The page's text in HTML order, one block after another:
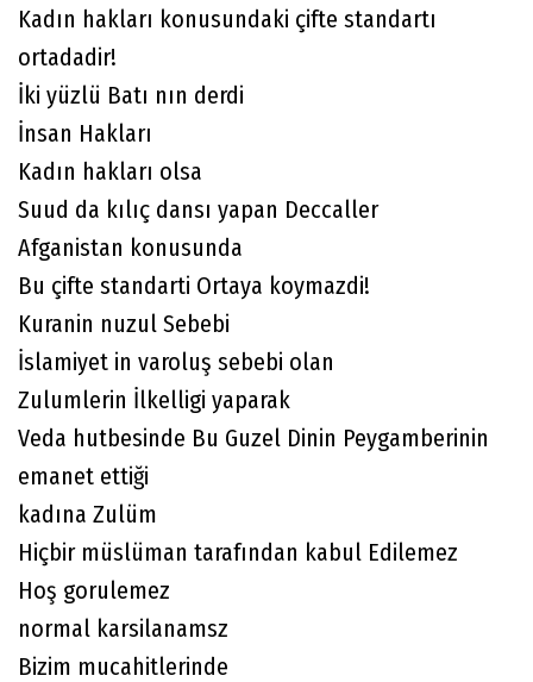
Kadın hakları konusundaki çifte standartı
ortadadir!
İki yüzlü Batı nın derdi
İnsan Hakları
Kadın hakları olsa
Suud da kılıç dansı yapan Deccaller
Afganistan konusunda
Bu çifte standarti Ortaya koymazdi!
Kuranin nuzul Sebebi
İslamiyet in varoluş sebebi olan
Zulumlerin İlkelligi yaparak
Veda hutbesinde Bu Guzel Dinin Peygamberinin
emanet ettiği
kadına Zulüm
Hiçbir müslüman tarafından kabul Edilemez
Hoş gorulemez
normal karsilanamsz
Bizim mucahitlerinde